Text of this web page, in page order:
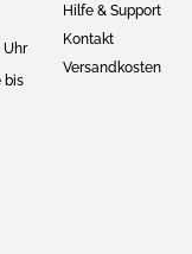
Uhr
bis
Hilfe & Support
Kontakt
Versandkosten